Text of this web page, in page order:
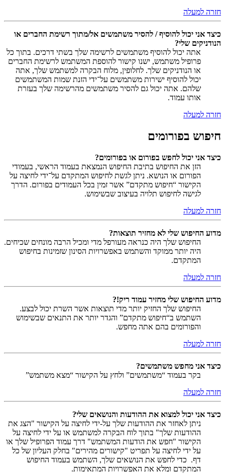
חזרה למעלה
כיצד אני יכול להוסיף / להסיר משתמשים אל/מתוך רשימת החברים או
הנודניקים שלי?
אתה יכול להוסיף משתמשים לרשימה שלך בשתי דרכים. בתוך כל
פרופיל משתמש, ישנו קישור להוספת המשתמש לרשימת החברים
או הנודניקים שלך. לחלופין, מלוח הבקרה למשתמש שלך, אתה
יכול להוסיף ישירות משתמשים על־ידי הזנת שמות המשתמשים
שלהם. אתה יכול גם להסיר משתמשים מהרשימה שלך בעזרת
אותו עמוד.
חזרה למעלה
חיפוש בפורומים
כיצד אני יכול לחפש בפורום או בפורומים?
הזן את החיפוש בתיבת החיפוש הנמצאת בעמוד הראשי, בעמודי
הפורום או הנושא. ניתן לגשת לחיפוש המתקדם על־ידי לחיצה על
הקישור “חיפוש מתקדם” אשר זמין בכל העמודים בפורום. הדרך
לגישה לחיפוש תלויה בעיצוב שבשימוש.
חזרה למעלה
מדוע החיפוש שלי לא מחזיר תוצאות?
החיפוש שלך היה כנראה מעורפל מדי ומכיל הרבה מונחים שכיחים.
היה יותר ממוקד והשתמש באפשרויות הסינון שזמינות בחיפוש
המתקדם.
חזרה למעלה
מדוע החיפוש שלי מחזיר עמוד ריק!?
החיפוש שלך החזיק יותר מדי תוצאות אשר השרת יכול לבצע.
השתמש ב“חיפוש מתקדם” והגדר יותר את התנאים שבשימוש
והפורומים בהם אתה מחפש.
חזרה למעלה
כיצד אני מחפש משתמשים?
בקר בעמוד “משתמשים” ולחץ על הקישור “מצא משתמש”
חזרה למעלה
כיצד אני יכול למצוא את ההודעות והנושאים שלי?
ניתן לאחזר את ההודעות שלך על-ידי לחיצה על הקישור "הצג את
ההודעות שלך" בתוך לוח הבקרה למשתמש או על ידי לחיצה על
הקישור "חפש את הודעות המשתמש" דרך עמוד הפרופיל שלך או
על ידי לחיצה על תפריט "קישורים מהירים" בחלק העליון של כל
דף. כדי לחפש את הנושאים שלך, השתמש בעמוד החיפוש
המתקדם ומלא את האפשרויות המתאימות.